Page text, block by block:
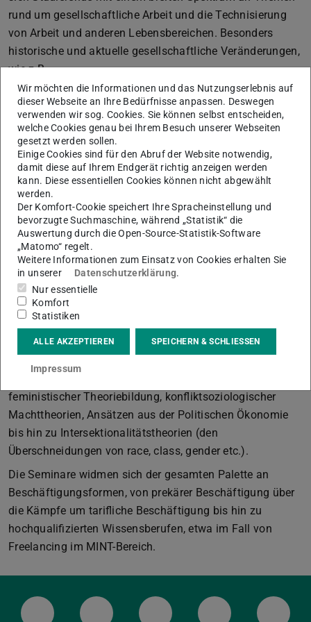
rund um gesellschaftliche Arbeit und die Technisierung
von Arbeit und anderen Lebensbereichen. Besonders
historische und aktuelle gesellschaftliche Veränderungen,
wie z.B.
die Entstehung des Kapitalismus, die Entwicklung der
Industrialisierung sowie der Trennung von Produktion
und Reproduktion,
der Zusammenhang zwischen Arbeit und sozialen
Ungleichheiten,
die Umbrüche durch neoliberale Steuerungsverfahren
oder durch Digitalisierung,
die Rolle von Gender und ihr Wandel in Berufs- und
Unternehmenskulturen oder
die technisch intensivierten Machtdynamiken der
Plattform-Ökonomie
sind Gegenstand kritischer soziologischer Diskussion.
Ergänzend werden Studierenden angeleitete
Feldern materialistische Gesellschaftstheorien,
feministischer Theoriebildung, konfliktsoziologischer
Machttheorien, Ansätzen aus der Politischen Ökonomie
bis hin zu Intersektionalitätstheorien (den
Überschneidungen von race, class, gender etc.).
Die Seminare widmen sich der gesamten Palette an
Beschäftigungsformen, von prekärer Beschäftigung über
die Kämpfe um tarifliche Beschäftigung bis hin zu
hochqualifizierten Wissensberufen, etwa im Fall von
Freelancing im MINT-Bereich.
Wir möchten die Informationen und das Nutzungserlebnis auf
dieser Webseite an Ihre Bedürfnisse anpassen. Deswegen
verwenden wir sog. Cookies. Sie können selbst entscheiden,
welche Cookies genau bei Ihrem Besuch unserer Webseiten
gesetzt werden sollen.
Einige Cookies sind für den Abruf der Website notwendig,
damit diese auf Ihrem Endgerät richtig anzeigen werden
kann. Diese essentiellen Cookies können nicht abgewählt
werden.
Der Komfort-Cookie speichert Ihre Spracheinstellung und
bevorzugte Suchmaschine, während „Statistik“ die
Auswertung durch die Open-Source-Statistik-Software
„Matomo“ regelt.
Weitere Informationen zum Einsatz von Cookies erhalten Sie
in unserer
Datenschutzerklärung.
Nur essentielle
Komfort
Statistiken
ALLE AKZEPTIEREN SPEICHERN & SCHLIESSEN
Impressum